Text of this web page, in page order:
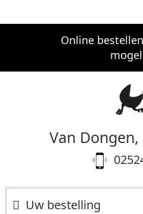
Online
Van
Uw bestelling